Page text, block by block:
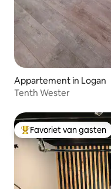
Appartement in Logan
Tenth Wester
Topfavoriet van gasten
Favoriet van gasten